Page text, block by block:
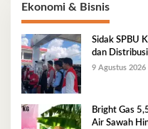
Ekonomi & Bisnis
Sidak SPBU
dan
9 Agustus 2026
Bright Gas
Air Sawah